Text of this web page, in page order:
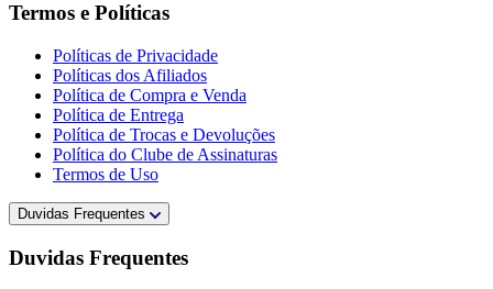
Termos e Políticas
Políticas de Privacidade
Políticas dos Afiliados
Política de Compra e Venda
Política de Entrega
Política de Trocas e Devoluções
Política do Clube de Assinaturas
Termos de Uso
Duvidas Frequentes
Duvidas Frequentes